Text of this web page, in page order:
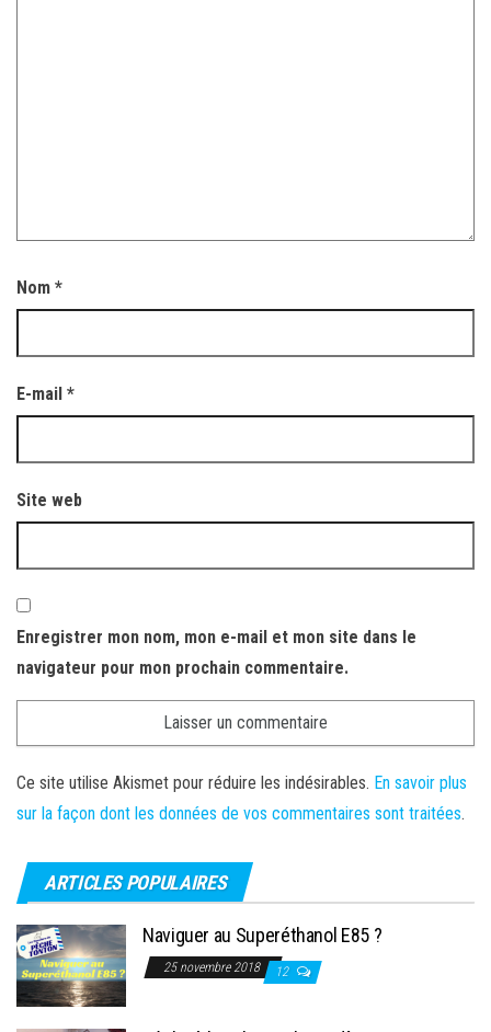
Nom *
E-mail *
Site web
Enregistrer mon nom, mon e-mail et mon site dans le
navigateur pour mon prochain commentaire.
Ce site utilise Akismet pour réduire les indésirables. En savoir plus
sur la façon dont les données de vos commentaires sont traitées.
ARTICLES POPULAIRES
Naviguer au Superéthanol E85 ?
25 novembre 2018 12